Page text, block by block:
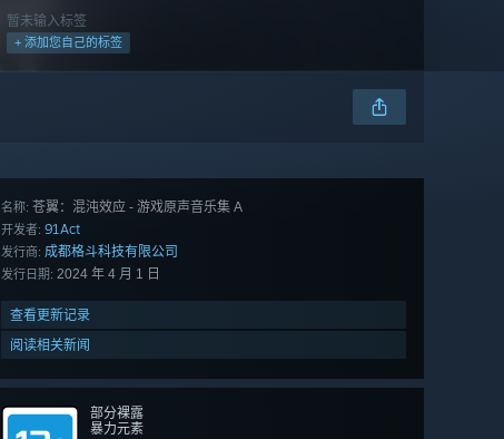
暂未输入标签
+ 添加您自己的标签
名称: 苍翼：混沌效应 - 游戏原声音乐集 A
开发者: 91Act
发行商: 成都格斗科技有限公司
发行日期: 2024 年 4 月 1 日
查看更新记录
阅读相关新闻
部分裸露
暴力元素